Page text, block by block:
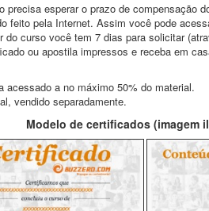
precisa esperar o prazo de compensação
feito pela Internet. Assim você pode
do curso você tem 7 dias para solicitar
ou apostila impressos e receba em
acessado a no máximo 50% do material.
vendido separadamente.
Modelo de certificados (imagem